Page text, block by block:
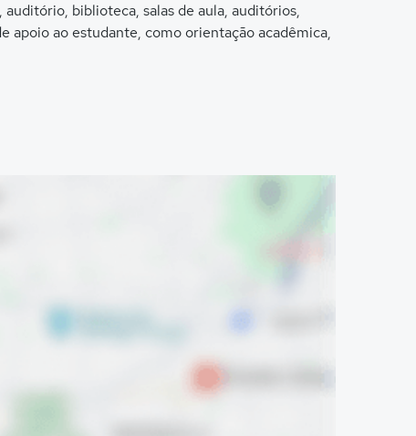
biblioteca, salas de aula, auditórios,
apoio ao estudante, como orientação acadêmica,